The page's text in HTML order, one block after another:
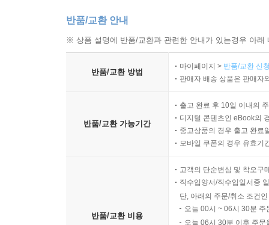
반품/교환 안내
※ 상품 설명에 반품/교환과 관련한 안내가 있는경우 아
반품/교환 방법
마이페이지 > 반품/교환 신
판매자 배송 상품은 판매자
반품/교환 가능기간
출고 완료 후 10일 이내의
디지털 콘텐츠인 eBook의
중고상품의 경우 출고 완료
모바일 쿠폰의 경우 유효기
반품/교환 비용
고객의 단순변심 및 착오구
직수입양서/직수입일서중
단, 아래의 주문/취소 조건
오늘 00시 ~ 06시 30분
오늘 06시 30분 이후 주